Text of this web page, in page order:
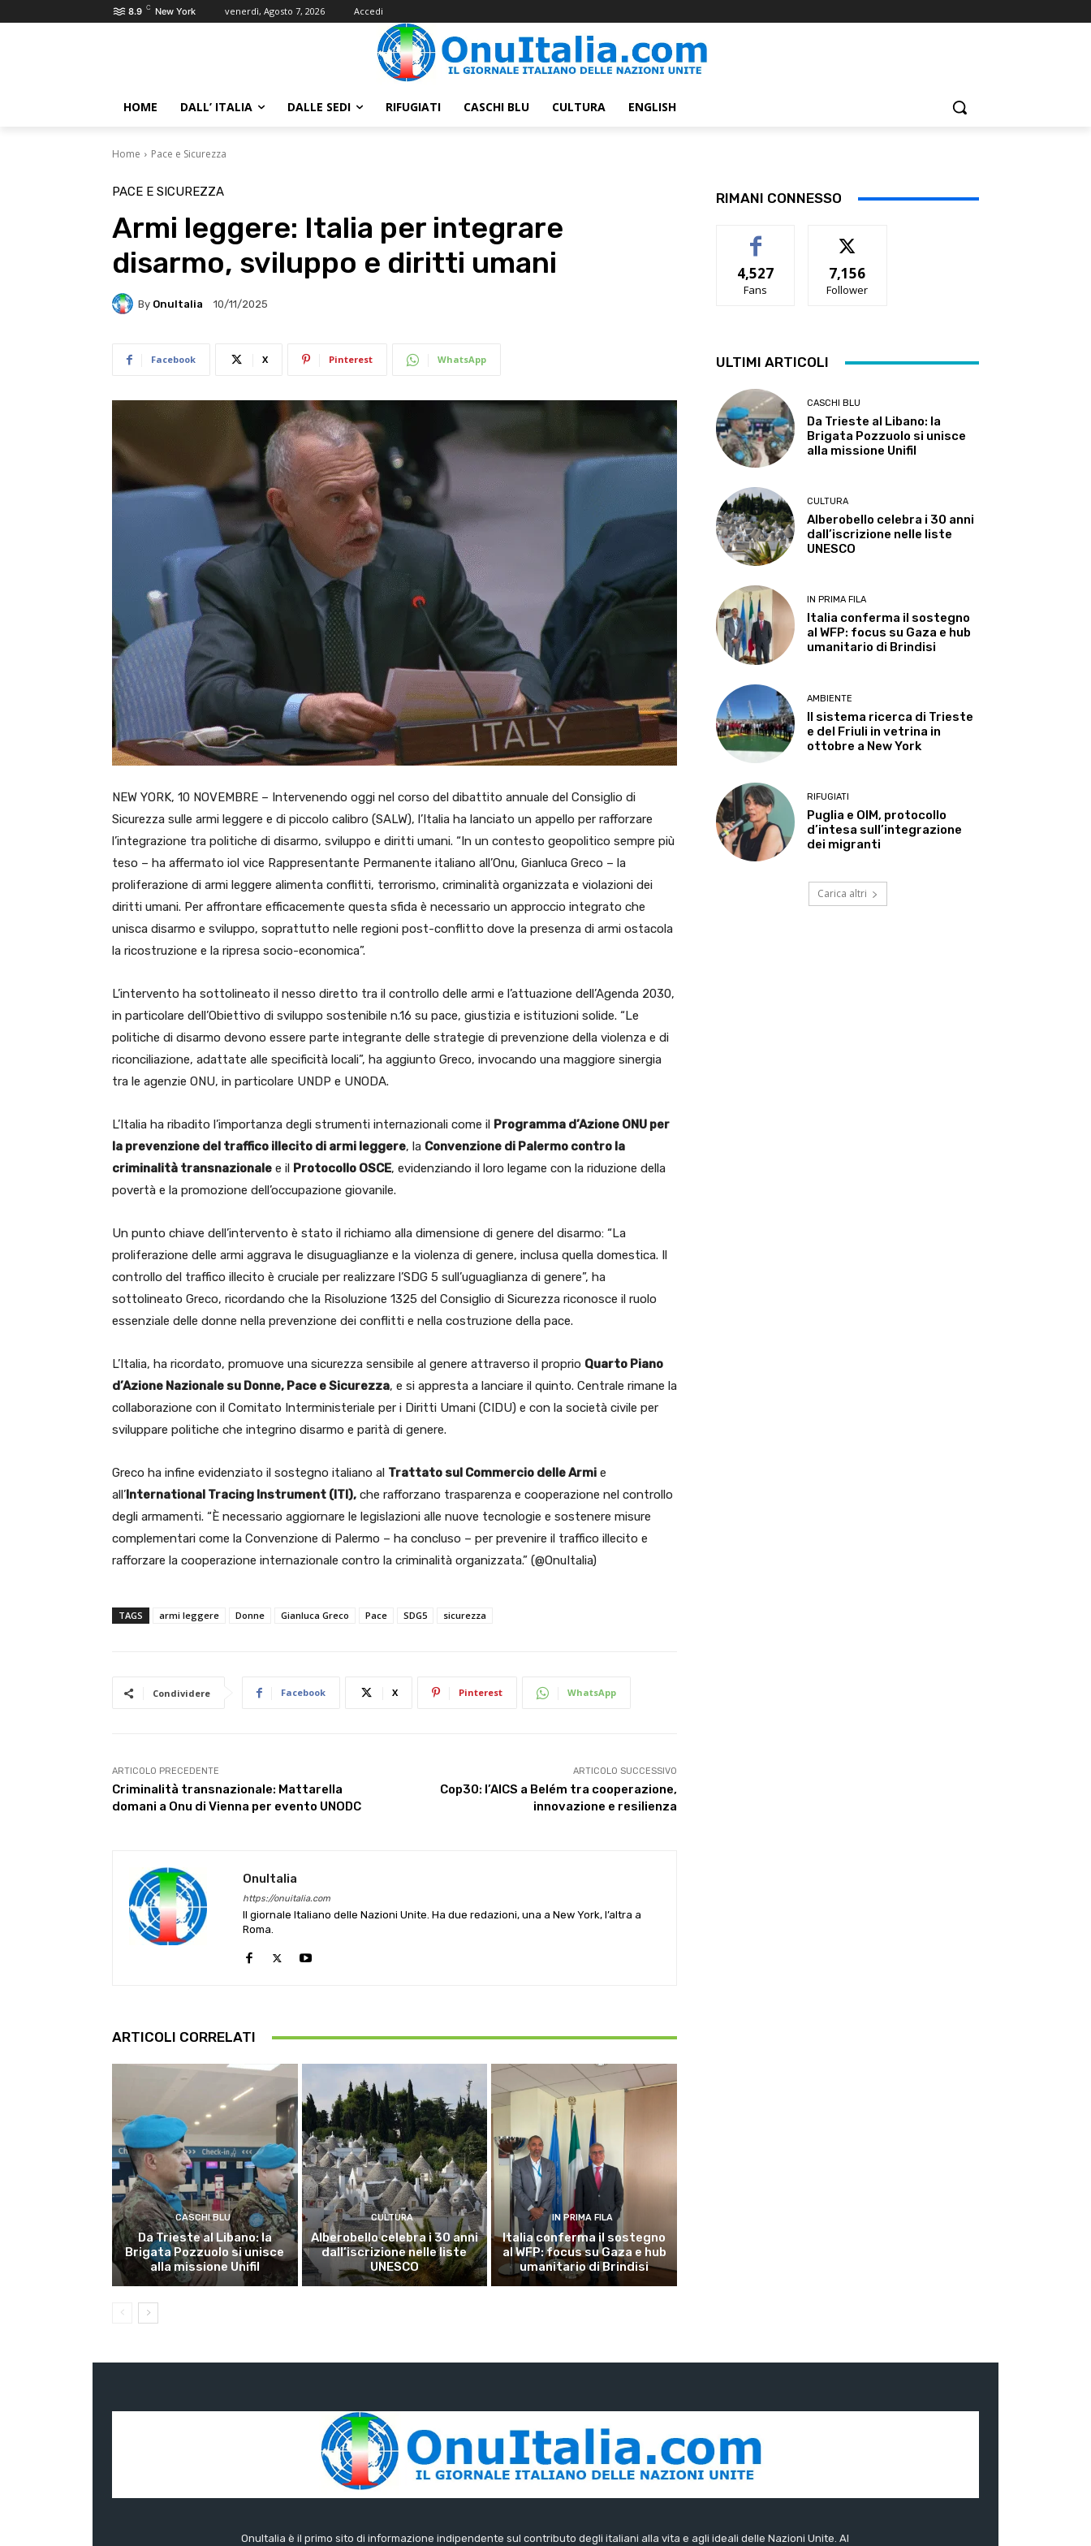
8.9 C New York venerdì, Agosto 7, 2026 Accedi
HOME DALL’ ITALIA DALLE SEDI RIFUGIATI CASCHI BLU CULTURA ENGLISH
Home Pace e Sicurezza
PACE E SICUREZZA
Armi leggere: Italia per integrare
disarmo, sviluppo e diritti umani
By OnuItalia 10/11/2025
Facebook X Pinterest WhatsApp
NEW YORK, 10 NOVEMBRE – Intervenendo oggi nel corso del dibattito annuale del Consiglio di
Sicurezza sulle armi leggere e di piccolo calibro (SALW), l’Italia ha lanciato un appello per rafforzare
l’integrazione tra politiche di disarmo, sviluppo e diritti umani. “In un contesto geopolitico sempre più
teso – ha affermato iol vice Rappresentante Permanente italiano all’Onu, Gianluca Greco – la
proliferazione di armi leggere alimenta conflitti, terrorismo, criminalità organizzata e violazioni dei
diritti umani. Per affrontare efficacemente questa sfida è necessario un approccio integrato che
unisca disarmo e sviluppo, soprattutto nelle regioni post-conflitto dove la presenza di armi ostacola
la ricostruzione e la ripresa socio-economica”.
L’intervento ha sottolineato il nesso diretto tra il controllo delle armi e l’attuazione dell’Agenda 2030,
in particolare dell’Obiettivo di sviluppo sostenibile n.16 su pace, giustizia e istituzioni solide. “Le
politiche di disarmo devono essere parte integrante delle strategie di prevenzione della violenza e di
riconciliazione, adattate alle specificità locali”, ha aggiunto Greco, invocando una maggiore sinergia
tra le agenzie ONU, in particolare UNDP e UNODA.
L’Italia ha ribadito l’importanza degli strumenti internazionali come il Programma d’Azione ONU per
la prevenzione del traffico illecito di armi leggere, la Convenzione di Palermo contro la
criminalità transnazionale e il Protocollo OSCE, evidenziando il loro legame con la riduzione della
povertà e la promozione dell’occupazione giovanile.
Un punto chiave dell’intervento è stato il richiamo alla dimensione di genere del disarmo: “La
proliferazione delle armi aggrava le disuguaglianze e la violenza di genere, inclusa quella domestica. Il
controllo del traffico illecito è cruciale per realizzare l’SDG 5 sull’uguaglianza di genere”, ha
sottolineato Greco, ricordando che la Risoluzione 1325 del Consiglio di Sicurezza riconosce il ruolo
essenziale delle donne nella prevenzione dei conflitti e nella costruzione della pace.
L’Italia, ha ricordato, promuove una sicurezza sensibile al genere attraverso il proprio Quarto Piano
d’Azione Nazionale su Donne, Pace e Sicurezza, e si appresta a lanciare il quinto. Centrale rimane la
collaborazione con il Comitato Interministeriale per i Diritti Umani (CIDU) e con la società civile per
sviluppare politiche che integrino disarmo e parità di genere.
Greco ha infine evidenziato il sostegno italiano al Trattato sul Commercio delle Armi e
all’International Tracing Instrument (ITI), che rafforzano trasparenza e cooperazione nel controllo
degli armamenti. “È necessario aggiornare le legislazioni alle nuove tecnologie e sostenere misure
complementari come la Convenzione di Palermo – ha concluso – per prevenire il traffico illecito e
rafforzare la cooperazione internazionale contro la criminalità organizzata.” (@OnuItalia)
TAGS armi leggere Donne Gianluca Greco Pace SDG5 sicurezza
Condividere Facebook X Pinterest WhatsApp
ARTICOLO PRECEDENTE
Criminalità transnazionale: Mattarella
domani a Onu di Vienna per evento UNODC
ARTICOLO SUCCESSIVO
Cop30: l’AICS a Belém tra cooperazione,
innovazione e resilienza
OnuItalia
https://onuitalia.com
Il giornale Italiano delle Nazioni Unite. Ha due redazioni, una a New York, l’altra a
Roma.
ARTICOLI CORRELATI
CASCHI BLU
Da Trieste al Libano: la
Brigata Pozzuolo si unisce
alla missione Unifil
CULTURA
Alberobello celebra i 30 anni
dall’iscrizione nelle liste
UNESCO
IN PRIMA FILA
Italia conferma il sostegno
al WFP: focus su Gaza e hub
umanitario di Brindisi
RIMANI CONNESSO
4,527
Fans
7,156
Follower
ULTIMI ARTICOLI
CASCHI BLU
Da Trieste al Libano: la
Brigata Pozzuolo si unisce
alla missione Unifil
CULTURA
Alberobello celebra i 30 anni
dall’iscrizione nelle liste
UNESCO
IN PRIMA FILA
Italia conferma il sostegno
al WFP: focus su Gaza e hub
umanitario di Brindisi
AMBIENTE
Il sistema ricerca di Trieste
e del Friuli in vetrina in
ottobre a New York
RIFUGIATI
Puglia e OIM, protocollo
d’intesa sull’integrazione
dei migranti
Carica altri
OnuItalia è il primo sito di informazione indipendente sul contributo degli italiani alla vita e agli ideali delle Nazioni Unite. Al